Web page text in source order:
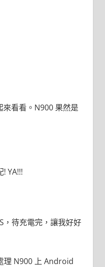
看看。N900 果然是
YA!!!
，待充電完，讓我好好
理 N900 上 Android